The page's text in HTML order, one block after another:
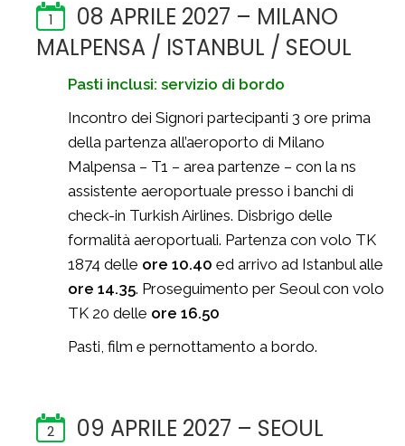
1
08 APRILE 2027 – MILANO
MALPENSA / ISTANBUL / SEOUL
Pasti inclusi: servizio di bordo
Incontro dei Signori partecipanti 3 ore prima
della partenza all’aeroporto di Milano
Malpensa – T1 – area partenze – con la ns
assistente aeroportuale presso i banchi di
check-in Turkish Airlines. Disbrigo delle
formalità aeroportuali. Partenza con volo TK
1874 delle ore 10.40 ed arrivo ad Istanbul alle
ore 14.35. Proseguimento per Seoul con volo
TK 20 delle ore 16.50
Pasti, film e pernottamento a bordo.
2 09 APRILE 2027 – SEOUL